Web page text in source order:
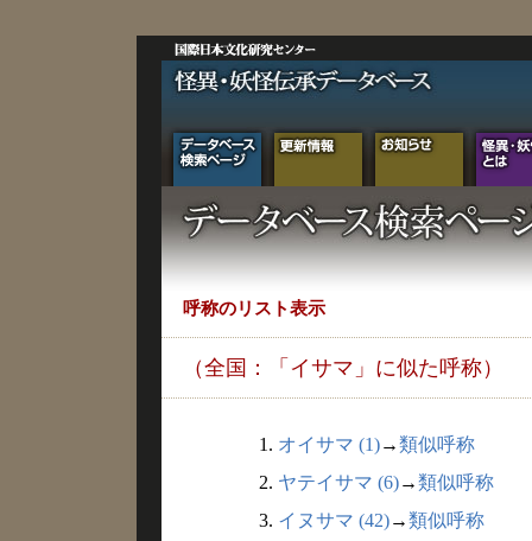
呼称のリスト表示
（全国：「イサマ」に似た呼称）
1. オイサマ (1)→類似呼称
2. ヤテイサマ (6)→類似呼称
3. イヌサマ (42)→類似呼称